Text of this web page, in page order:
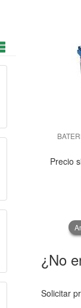
Precio
¿No
Solicitar